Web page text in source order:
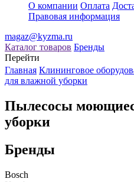
О компании Оплата
Правовая информация
magaz@kyzma.ru
Каталог товаров Бренды
Перейти
Главная Клининговое
для влажной уборки
Пылесосы
уборки
Бренды
Bosch